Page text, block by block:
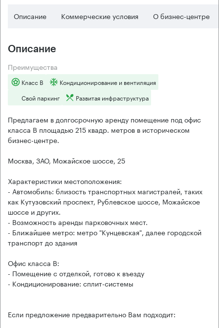
Описание Коммерческие условия О бизнес-центре
Описание
Преимущества
Класс B
Кондиционирование и вентиляция
Свой паркинг
Развитая инфраструктура
Предлагаем в долгосрочную аренду помещение под офис
класса B площадью 215 квадр. метров в историческом
бизнес-центре.
Москва, ЗАО, Можайское шоссе, 25
Характеристики местоположения:
- Автомобиль: близость транспортных магистралей, таких
как Кутузовский проспект, Рублевское шоссе, Можайское
шоссе и других.
- Возможность аренды парковочных мест.
- Ближайшее метро: метро "Кунцевская", далее городской
транспорт до здания
Офис класса B:
- Помещение с отделкой, готово к въезду
- Кондиционирование: сплит-системы
Если предложение предварительно Вам подходит: